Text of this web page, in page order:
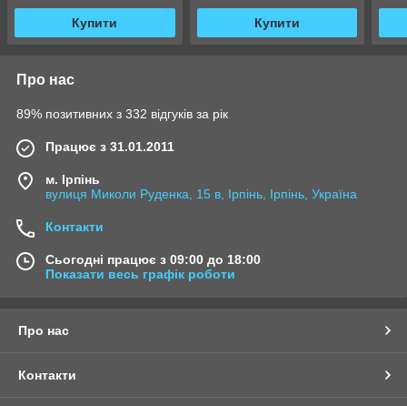
Купити Купити
Про нас
89% позитивних з 332 відгуків за рік
Працює з 31.01.2011
м. Ірпінь
вулиця Миколи Руденка, 15 в, Ірпінь, Ірпінь, Україна
Контакти
Сьогодні працює з 09:00 до 18:00
Показати весь графік роботи
Про нас
Контакти